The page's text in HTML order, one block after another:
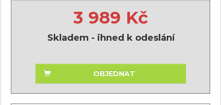
3 989 Kč
Skladem - ihned k odeslání
OBJEDNAT